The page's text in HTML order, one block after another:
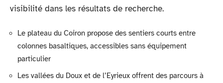
visibilité dans les résultats de recherche.
Le plateau du Coiron propose des sentiers courts entre
colonnes basaltiques, accessibles sans équipement
particulier
Les vallées du Doux et de l’Eyrieux offrent des parcours à